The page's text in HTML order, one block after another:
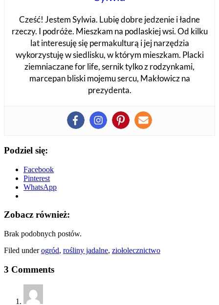
Cześć! Jestem Sylwia. Lubię dobre jedzenie i ładne
rzeczy. I podróże. Mieszkam na podlaskiej wsi. Od kilku
lat interesuję się permakulturą i jej narzędzia
wykorzystuję w siedlisku, w którym mieszkam. Placki
ziemniaczane for life, sernik tylko z rodzynkami,
marcepan bliski mojemu sercu, Makłowicz na
prezydenta.
Podziel się:
Facebook
Pinterest
WhatsApp
Zobacz również:
Brak podobnych postów.
Filed underogród, rośliny jadalne, ziołolecznictwo
3 Comments